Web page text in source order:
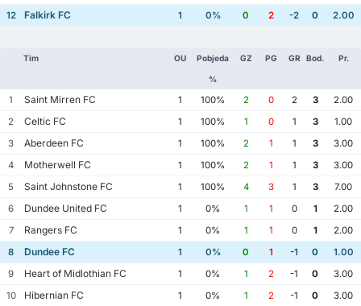
12
Falkirk FC 1 0% 0 2 -2 0 2.00
Tim OU Pobjeda
%
GZ PG GR Bod. Pr.
1 Saint Mirren FC 1 100% 2 0 2 3
2.00
2
Celtic FC 1 100% 1 0 1 3
1.00
3
Aberdeen FC 1 100% 2 1 1 3
3.00
4
Motherwell FC 1 100% 2 1 1 3
3.00
5
Saint Johnstone FC 1 100% 4 3 1 3
7.00
6
Dundee United FC 1 0% 1 1 0 1
2.00
7
Rangers FC 1 0% 1 1 0 1
2.00
8
Dundee FC 1 0% 0 1 -1 0
1.00
9
Heart of Midlothian FC 1 0% 1 2 -1 0
3.00
10
Hibernian FC 1 0% 1 2 -1 0
3.00